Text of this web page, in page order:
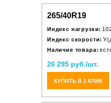
265/40R19
Индекс нагрузки:
Индекс скорости:
Наличие товара:
26 295 руб./шт.
КУПИТЬ В 1 КЛИК